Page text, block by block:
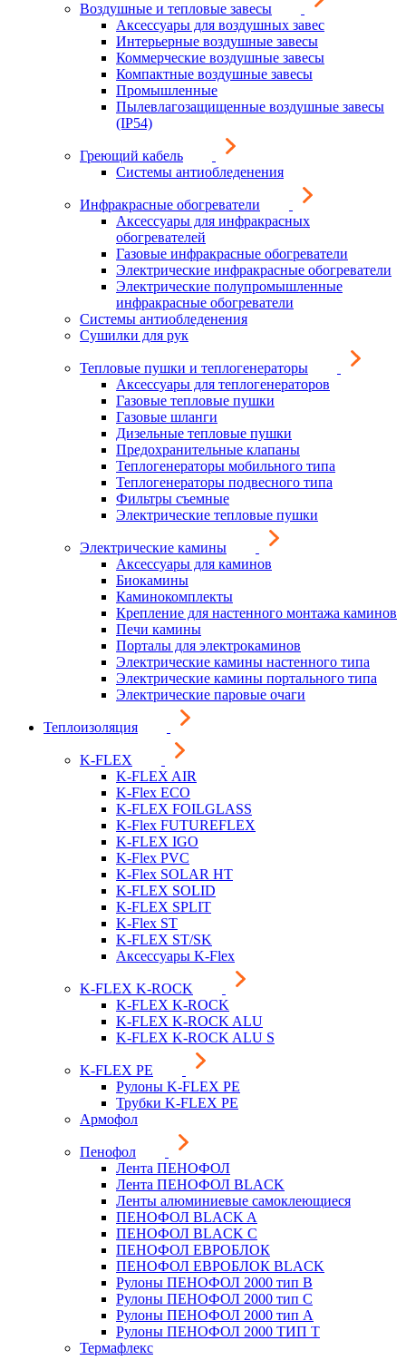
Воздушные и тепловые завесы
Аксессуары для воздушных завес
Интерьерные воздушные завесы
Коммерческие воздушные завесы
Компактные воздушные завесы
Промышленные
Пылевлагозащищенные воздушные завесы
(IP54)
Греющий кабель
Системы антиобледенения
Инфракрасные обогреватели
Аксессуары для инфракрасных
обогревателей
Газовые инфракрасные обогреватели
Электрические инфракрасные обогреватели
Электрические полупромышленные
инфракрасные обогреватели
Системы антиобледенения
Сушилки для рук
Тепловые пушки и теплогенераторы
Аксессуары для теплогенераторов
Газовые тепловые пушки
Газовые шланги
Дизельные тепловые пушки
Предохранительные клапаны
Теплогенераторы мобильного типа
Теплогенераторы подвесного типа
Фильтры съемные
Электрические тепловые пушки
Электрические камины
Аксессуары для каминов
Биокамины
Каминокомплекты
Крепление для настенного монтажа каминов
Печи камины
Порталы для электрокаминов
Электрические камины настенного типа
Электрические камины портального типа
Электрические паровые очаги
Теплоизоляция
K-FLEX
K-FLEX AIR
K-Flex ECO
K-FLEX FOILGLASS
K-Flex FUTUREFLEX
K-FLEX IGO
K-Flex PVC
K-Flex SOLAR HT
K-FLEX SOLID
K-FLEX SPLIT
K-Flex ST
K-FLEX ST/SK
Аксессуары K-Flex
K-FLEX K-ROCK
K-FLEX K-ROCK
K-FLEX K-ROCK ALU
K-FLEX K-ROCK ALU S
K-FLEX PE
Рулоны K-FLEX PE
Трубки K-FLEX PE
Армофол
Пенофол
Лента ПЕНОФОЛ
Лента ПЕНОФОЛ BLACK
Ленты алюминиевые самоклеющиеся
ПЕНОФОЛ BLACK A
ПЕНОФОЛ BLACK С
ПЕНОФОЛ ЕВРОБЛОК
ПЕНОФОЛ ЕВРОБЛОК BLACK
Рулоны ПЕНОФОЛ 2000 тип B
Рулоны ПЕНОФОЛ 2000 тип C
Рулоны ПЕНОФОЛ 2000 тип А
Рулоны ПЕНОФОЛ 2000 ТИП Т
Термафлекс